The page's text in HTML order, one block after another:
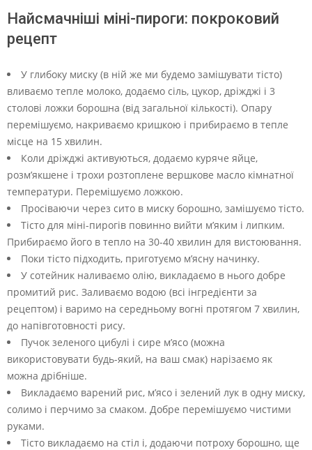
Найсмачніші міні-пироги: покроковий
рецепт
У глибоку миску (в ній же ми будемо замішувати тісто)
вливаємо тепле молоко, додаємо сіль, цукор, дріжджі і 3
столові ложки борошна (від загальної кількості). Опару
перемішуємо, накриваємо кришкою і прибираємо в тепле
місце на 15 хвилин.
Коли дріжджі активуються, додаємо куряче яйце,
розм’якшене і трохи розтоплене вершкове масло кімнатної
температури. Перемішуємо ложкою.
Просіваючи через сито в миску борошно, замішуємо тісто.
Тісто для міні-пирогів повинно вийти м’яким і липким.
Прибираємо його в тепло на 30-40 хвилин для вистоювання.
Поки тісто підходить, приготуємо м’ясну начинку.
У сотейник наливаємо олію, викладаємо в нього добре
промитий рис. Заливаємо водою (всі інгредієнти за
рецептом) і варимо на середньому вогні протягом 7 хвилин,
до напівготовності рису.
Пучок зеленого цибулі і сире м’ясо (можна
використовувати будь-який, на ваш смак) нарізаємо як
можна дрібніше.
Викладаємо варений рис, м’ясо і зелений лук в одну миску,
солимо і перчимо за смаком. Добре перемішуємо чистими
руками.
Тісто викладаємо на стіл і, додаючи потроху борошно, ще